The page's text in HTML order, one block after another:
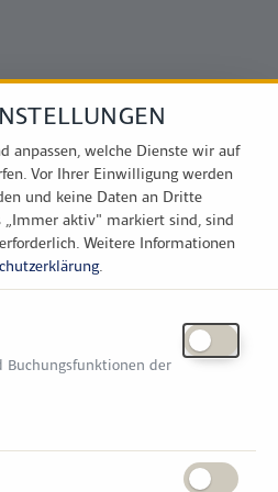
anpassen, welche Dienste wir auf
Vor Ihrer Einwilligung werden
und keine Daten an Dritte
aktiv" markiert sind, sind
Weitere Informationen
.
Buchungsfunktionen der